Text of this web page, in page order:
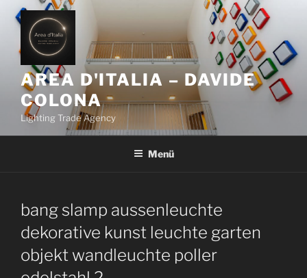
t
AREA D'ITALIA – DAVIDE
COLONA
Lighting Trade Agency
Menü
bang slamp aussenleuchte
dekorative kunst leuchte garten
objekt wandleuchte poller